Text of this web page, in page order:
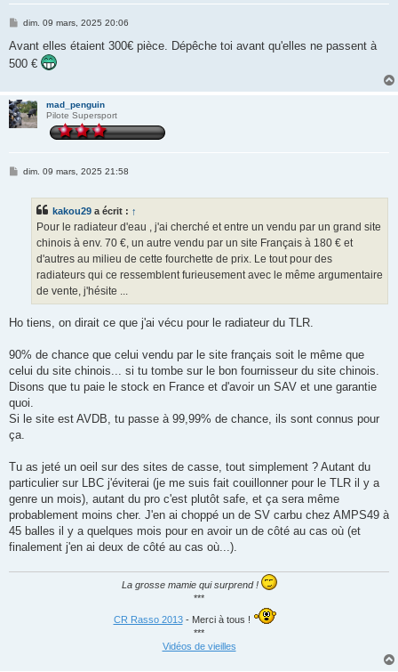
M
s
a
dim. 09 mars, 2025 20:06
Avant elles étaient 300€ pièce. Dépêche toi avant qu'elles ne passent à
500 €
mad_penguin
Pilote Supersport
Mdim. 09 mars, 2025 21:58
kakou29 a écrit : ↑
Pour le radiateur d'eau , j'ai cherché et entre un vendu par un grand site
chinois à env. 70 €, un autre vendu par un site Français à 180 € et
d'autres au milieu de cette fourchette de prix. Le tout pour des
radiateurs qui ce ressemblent furieusement avec le même argumentaire
de vente, j'hésite ...
Ho tiens, on dirait ce que j'ai vécu pour le radiateur du TLR.
90% de chance que celui vendu par le site français soit le même que
celui du site chinois... si tu tombe sur le bon fournisseur du site chinois.
Disons que tu paie le stock en France et d'avoir un SAV et une garantie
quoi.
Si le site est AVDB, tu passe à 99,99% de chance, ils sont connus pour
ça.
Tu as jeté un oeil sur des sites de casse, tout simplement ? Autant du
particulier sur LBC j'éviterai (je me suis fait couillonner pour le TLR il y a
genre un mois), autant du pro c'est plutôt safe, et ça sera même
probablement moins cher. J'en ai choppé un de SV carbu chez AMPS49 à
45 balles il y a quelques mois pour en avoir un de côté au cas où (et
finalement j'en ai deux de côté au cas où...).
La grosse mamie qui surprend !
***
CR Rasso 2013- Merci à tous !
***
Vidéos de vieilles